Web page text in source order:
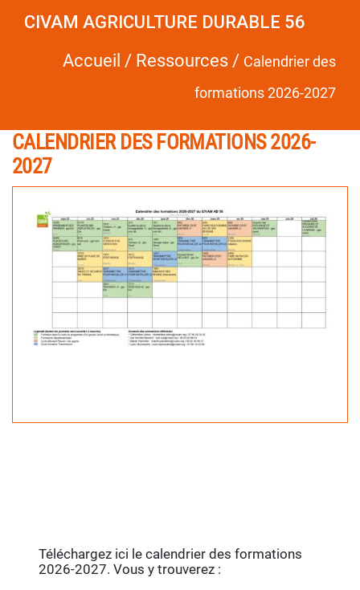
CIVAM AGRICULTURE DURABLE 56
Accueil / Ressources / Calendrier des
formations 2026-2027
CALENDRIER DES FORMATIONS 2026-
2027
Téléchargez ici le calendrier des formations
2026-2027. Vous y trouverez :